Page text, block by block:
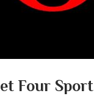
Four Sport